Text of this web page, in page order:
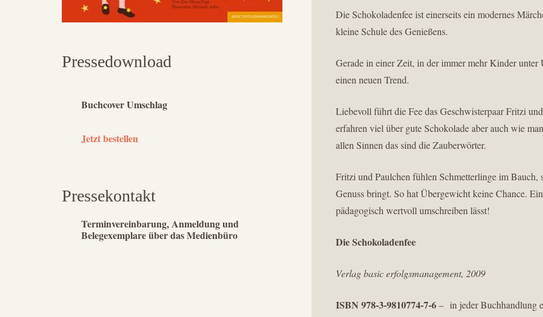
Pressedownload
Buchcover Umschlag
Jetzt bestellen
Pressekontakt
Terminvereinbarung, Anmeldung und
Belegexemplare über das Medienbüro
Die Schokoladenfee ist einerseits ein modernes
kleine Schule des Genießens.
Gerade in einer Zeit, in der immer mehr Kinder
einen neuen Trend.
Liebevoll führt die Fee das Geschwisterpaar Fritzi
erfahren viel über gute Schokolade aber auch wie
allen Sinnen das sind die Zauberwörter.
Fritzi und Paulchen fühlen Schmetterlinge im
Genuss bringt. So hat Übergewicht keine Chance.
pädagogisch wertvoll umschreiben lässt!
Die Schokoladenfee
Verlag basic erfolgsmanagement, 2009
ISBN 978-3-9810774-7-6– in jeder Buchhandlung